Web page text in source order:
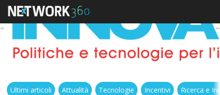
Ultimi articoli Attualità Tecnologie Incentivi Ricerca e